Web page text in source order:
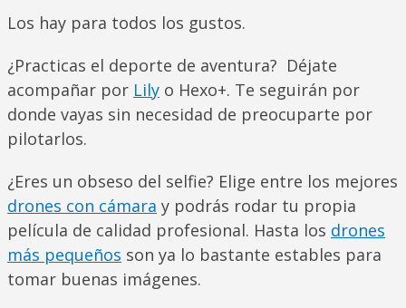
Los hay para todos los gustos.
¿Practicas el deporte de aventura? Déjate
acompañar por Lily o Hexo+. Te seguirán por
donde vayas sin necesidad de preocuparte por
pilotarlos.
¿Eres un obseso del selfie? Elige entre los mejores
drones con cámara y podrás rodar tu propia
película de calidad profesional. Hasta los drones
más pequeños son ya lo bastante estables para
tomar buenas imágenes.